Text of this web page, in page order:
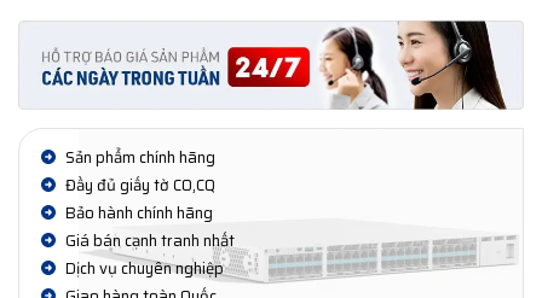
Sản phẩm chính hãng
Đầy đủ giấy tờ CO,CQ
Bảo hành chính hãng
Giá bán cạnh tranh nhất
Dịch vụ chuyên nghiệp